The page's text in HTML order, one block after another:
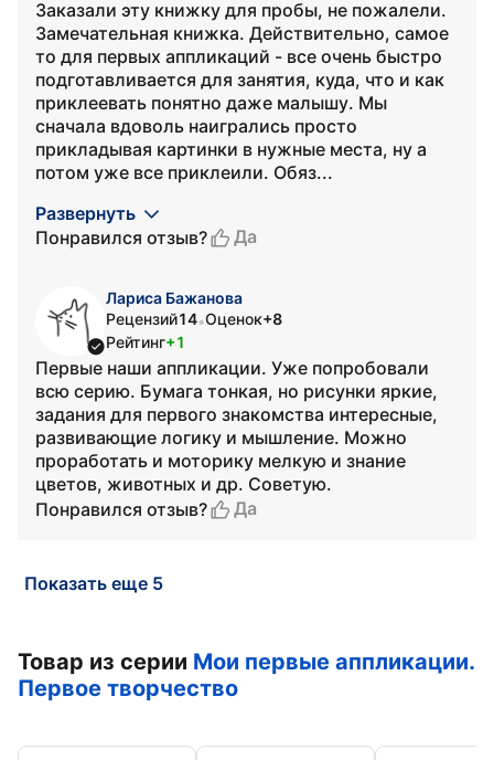
Заказали эту книжку для пробы, не пожалели.
Замечательная книжка. Действительно, самое
то для первых аппликаций - все очень быстро
подготавливается для занятия, куда, что и как
приклеевать понятно даже малышу. Мы
сначала вдоволь наигрались просто
прикладывая картинки в нужные места, ну а
потом уже все приклеили. Обяз...
Развернуть
Понравился отзыв?
Да
Лариса Бажанова
Рецензий14•Оценок+8
Рейтинг+1
Первые наши аппликации. Уже попробовали
всю серию. Бумага тонкая, но рисунки яркие,
задания для первого знакомства интересные,
развивающие логику и мышление. Можно
проработать и моторику мелкую и знание
цветов, животных и др. Советую.
Понравился отзыв?
Да
Показать еще 5
Товар из серии Мои первые аппликации.
Первое творчество